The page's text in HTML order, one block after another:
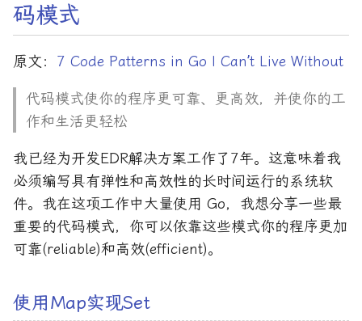
码模式
原文： 7 Code Patterns in Go I Can’t Live Without
代码模式使你的程序更可靠、更高效，并使你的工
作和生活更轻松
我已经为开发EDR解决方案工作了7年。这意味着我
必须编写具有弹性和高效性的长时间运行的系统软
件。我在这项工作中大量使用 Go，我想分享一些最
重要的代码模式，你可以依靠这些模式你的程序更加
可靠(reliable)和高效(efficient)。
使用Map实现Set